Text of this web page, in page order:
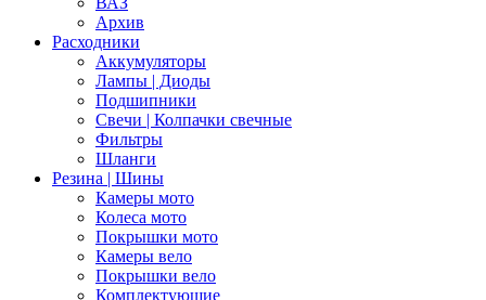
Архив
Расходники
Аккумуляторы
Лампы | Диоды
Подшипники
Свечи | Колпачки свечные
Фильтры
Шланги
Резина | Шины
Камеры мото
Колеса мото
Покрышки мото
Камеры вело
Покрышки вело
Комплектующие